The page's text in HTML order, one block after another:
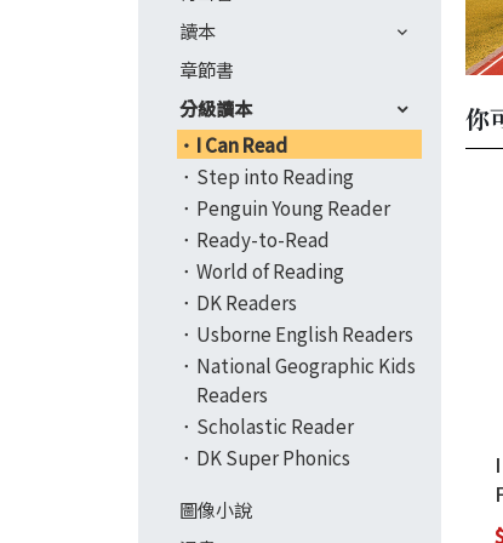
讀本
章節書
分級讀本
I Can Read
Step into Reading
Penguin Young Reader
Ready-to-Read
World of Reading
DK Readers
Usborne English Readers
National Geographic Kids
Readers
Scholastic Reader
DK Super Phonics
圖像小說
你